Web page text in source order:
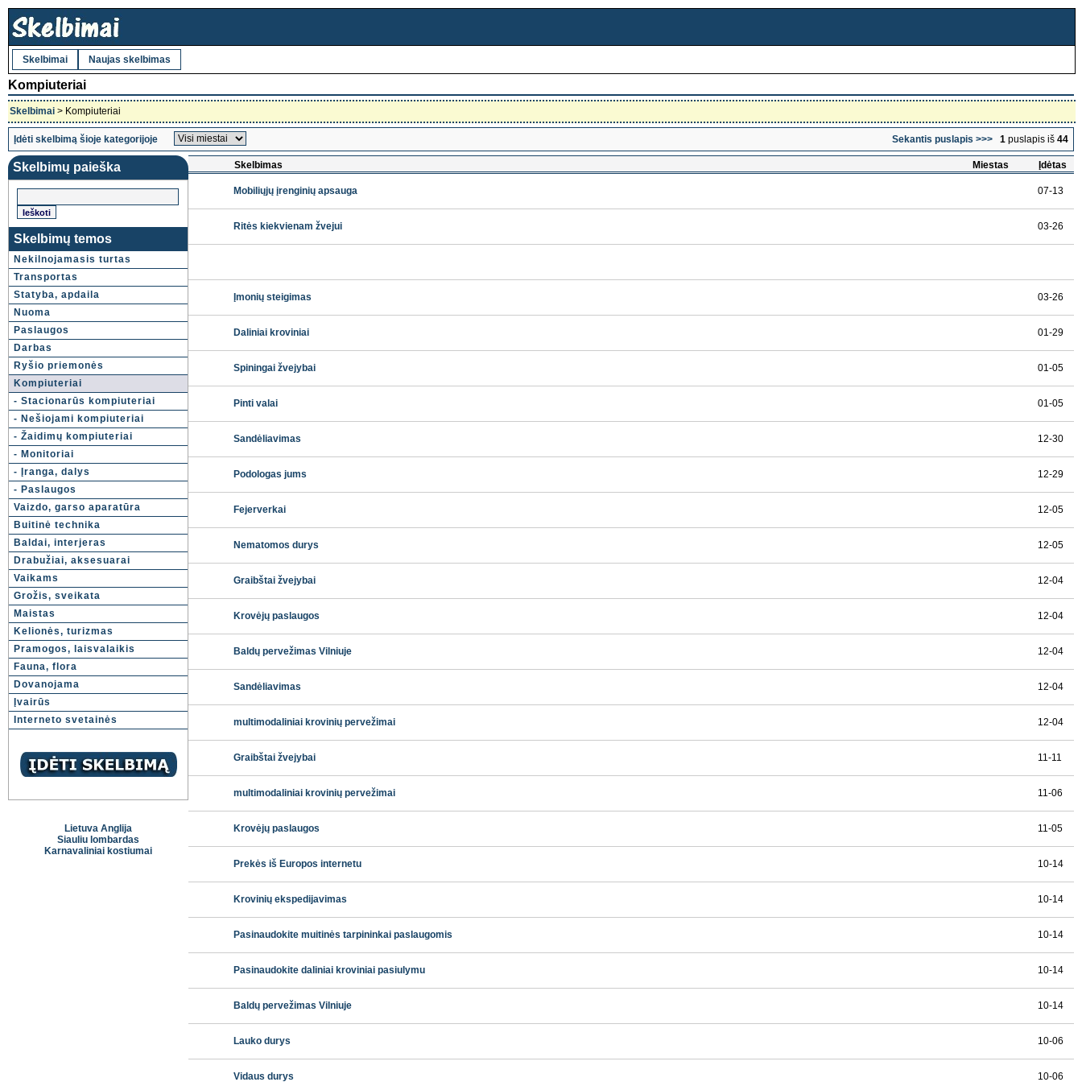
Skelbimai Naujas skelbimas
Kompiuteriai
Skelbimai > Kompiuteriai
Įdėti skelbimą šioje kategorijoje Sekantis puslapis >>> 1 puslapis iš 44
Skelbimų paieška
Skelbimų temos
Nekilnojamasis turtas
Transportas
Statyba, apdaila
Nuoma
Paslaugos
Darbas
Ryšio priemonės
Kompiuteriai
- Stacionarūs kompiuteriai
- Nešiojami kompiuteriai
- Žaidimų kompiuteriai
- Monitoriai
- Įranga, dalys
- Paslaugos
Vaizdo, garso aparatūra
Buitinė technika
Baldai, interjeras
Drabužiai, aksesuarai
Vaikams
Grožis, sveikata
Maistas
Kelionės, turizmas
Pramogos, laisvalaikis
Fauna, flora
Dovanojama
Įvairūs
Interneto svetainės
Lietuva Anglija
Siauliu lombardas
Karnavaliniai kostiumai
Skelbimas Miestas Įdėtas
Mobiliųjų įrenginių apsauga 07-13
Ritės kiekvienam žvejui 03-26
Įmonių steigimas 03-26
Daliniai kroviniai 01-29
Spiningai žvejybai 01-05
Pinti valai 01-05
Sandėliavimas 12-30
Podologas jums 12-29
Fejerverkai 12-05
Nematomos durys 12-05
Graibštai žvejybai 12-04
Krovėjų paslaugos 12-04
Baldų pervežimas Vilniuje 12-04
Sandėliavimas 12-04
multimodaliniai krovinių pervežimai 12-04
Graibštai žvejybai 11-11
multimodaliniai krovinių pervežimai 11-06
Krovėjų paslaugos 11-05
Prekės iš Europos internetu 10-14
Krovinių ekspedijavimas 10-14
Pasinaudokite muitinės tarpininkai paslaugomis 10-14
Pasinaudokite daliniai kroviniai pasiulymu 10-14
Baldų pervežimas Vilniuje 10-14
Lauko durys 10-06
Vidaus durys 10-06